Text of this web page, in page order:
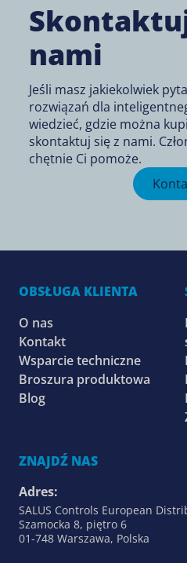
nami
Jeśli masz jakiekolwiek
rozwiązań dla
wiedzieć, gdzie można
skontaktuj się z nami.
chętnie Ci pomoże.
OBSŁUGA KLIENTA
O nas
Kontakt
Wsparcie techniczne
Broszura produktowa
Blog
ZNAJDŹ NAS
Adres:
SALUS Controls European
Szamocka 8, piętro 6
01-748 Warszawa, Polska